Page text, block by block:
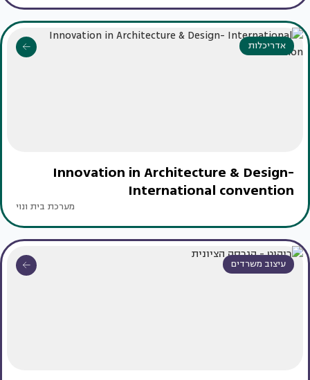
אדריכלות
Innovation in Architecture & Design-
International convention
מערכת בית ונוי
עיצוב משרדים